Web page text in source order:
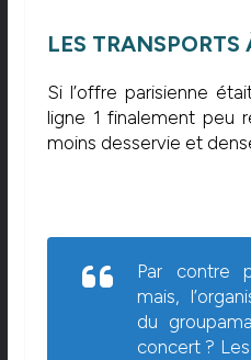
LES TRANSPORTS
Si l’offre parisienne
ligne 1 finalement peu
moins desservie et
Par contre
mais,
du
concert ?